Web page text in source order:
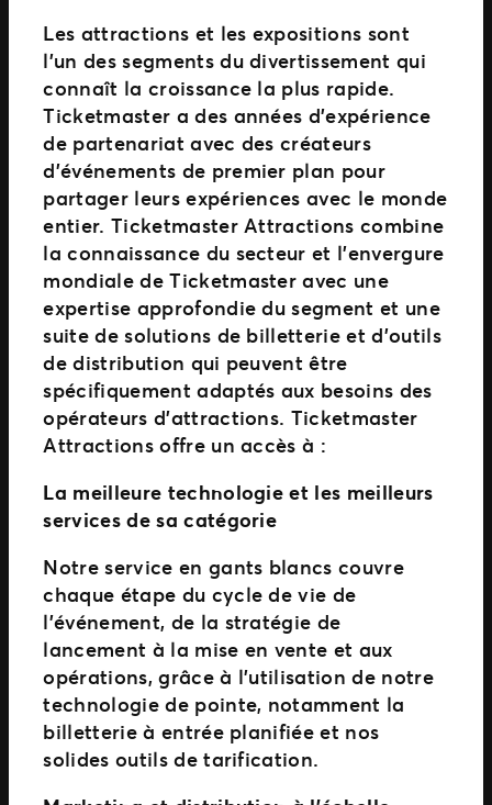
Les attractions et les expositions sont
l’un des segments du divertissement qui
connaît la croissance la plus rapide.
Ticketmaster a des années d’expérience
de partenariat avec des créateurs
d’événements de premier plan pour
partager leurs expériences avec le monde
entier. Ticketmaster Attractions combine
la connaissance du secteur et l’envergure
mondiale de Ticketmaster avec une
expertise approfondie du segment et une
suite de solutions de billetterie et d’outils
de distribution qui peuvent être
spécifiquement adaptés aux besoins des
opérateurs d’attractions. Ticketmaster
Attractions offre un accès à :
La meilleure technologie et les meilleurs
services de sa catégorie
Notre service en gants blancs couvre
chaque étape du cycle de vie de
l’événement, de la stratégie de
lancement à la mise en vente et aux
opérations, grâce à l’utilisation de notre
technologie de pointe, notamment la
billetterie à entrée planifiée et nos
solides outils de tarification.